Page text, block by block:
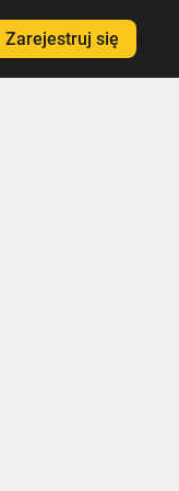
Zarejestruj się